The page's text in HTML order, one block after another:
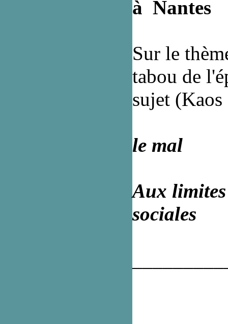
à Nantes
Sur le
tabou de
sujet (Kaos
le mal
Aux limites
sociales